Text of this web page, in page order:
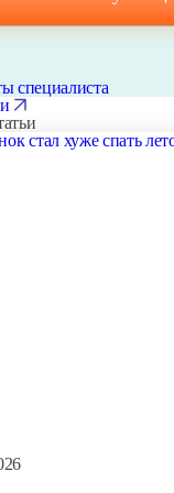
(Reset)
специалиста